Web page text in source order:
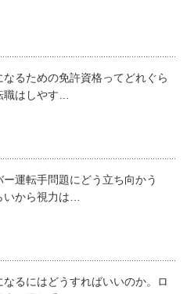
なるための免許資格ってどれぐら
職はしやす…
運転手問題にどう立ち向かう
から視力は…
なるにはどうすればいいのか。ロ